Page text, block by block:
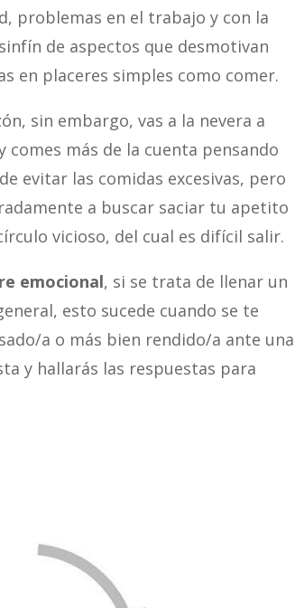
problemas en el trabajo y con la
de aspectos que desmotivan
en placeres simples como comer.
sin embargo, vas a la nevera a
más de la cuenta pensando
evitar las comidas excesivas, pero
a buscar saciar tu apetito
vicioso, del cual es difícil salir.
emocional, si se trata de llenar un
esto sucede cuando se te
a o más bien rendido/a ante una
y hallarás las respuestas para